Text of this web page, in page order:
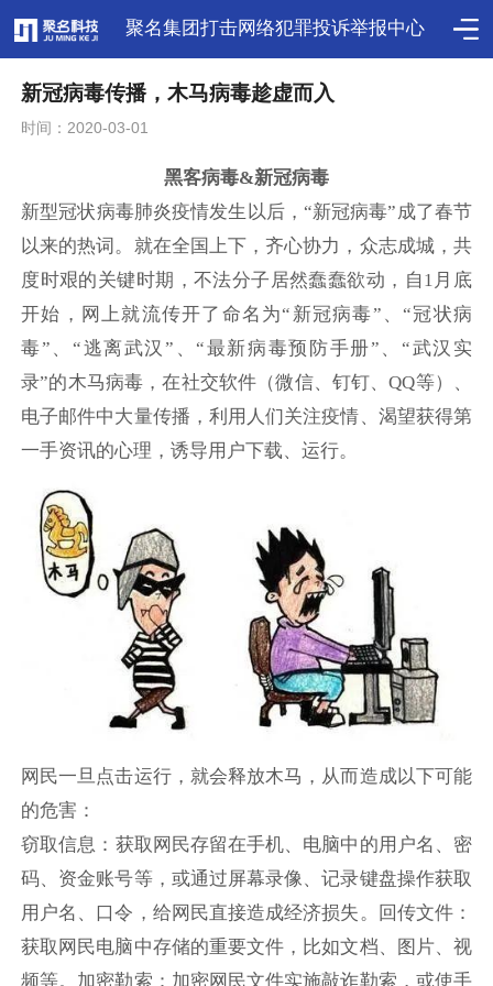
聚名集团打击网络犯罪投诉举报中心
新冠病毒传播，木马病毒趁虚而入
时间：2020-03-01
黑客病毒&新冠病毒
新型冠状病毒肺炎疫情发生以后，“新冠病毒”成了春节
以来的热词。就在全国上下，齐心协力，众志成城，共
度时艰的关键时期，不法分子居然蠢蠢欲动，自1月底
开始，网上就流传开了命名为“新冠病毒”、“冠状病
毒”、“逃离武汉”、“最新病毒预防手册”、“武汉实
录”的木马病毒，在社交软件（微信、钉钉、QQ等）、
电子邮件中大量传播，利用人们关注疫情、渴望获得第
一手资讯的心理，诱导用户下载、运行。
网民一旦点击运行，就会释放木马，从而造成以下可能
的危害：
窃取信息： 获取网民存留在手机、电脑中的用户名、密
码、资金账号等，或通过屏幕录像、记录键盘操作获取
用户名、口令，给网民直接造成经济损失。
回传文件：
获取网民电脑中存储的重要文件，比如文档、图片、视
频等。 加密勒索： 加密网民文件实施敲诈勒索，或使手